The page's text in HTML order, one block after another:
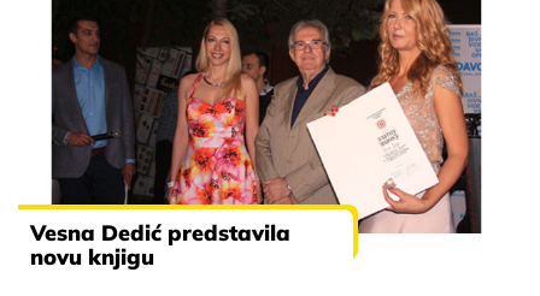
Vesna Dedić predstavila
novu knjigu